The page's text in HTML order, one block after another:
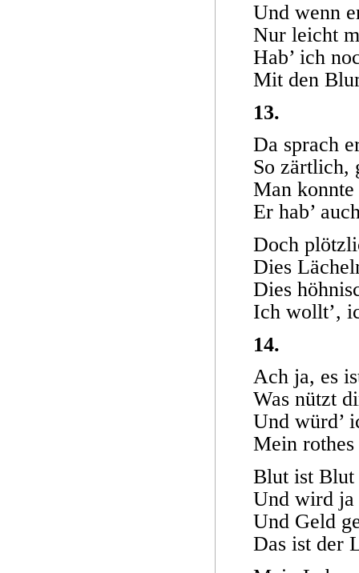
Und wenn
Nur leicht
Hab’ ich
Mit den
13.
Da sprach
So zärtlich,
Man konnte
Er hab’
Doch
Dies
Dies
Ich wollt’,
14.
Ach ja, es
Was nützt
Und würd’
Mein
Blut ist Blut
Und wird ja
Und Geld
Das ist der